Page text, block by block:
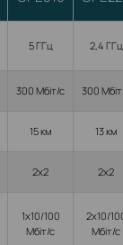
5 ГГц 2,4 ГГц
300 Мбіт/с 300
15 км 13 км
2х2 2х2
1x10/100
Мбіт/с
2x10/
Мбіт/с